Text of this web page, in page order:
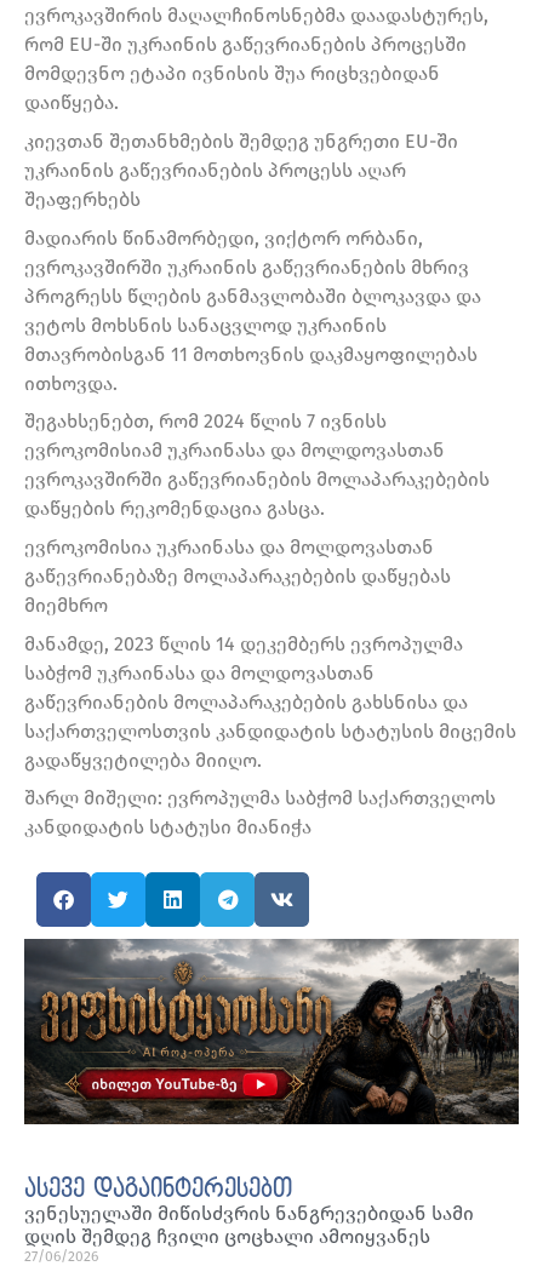
ევროკავშირის მაღალჩინოსნებმა დაადასტურეს,
რომ EU-ში უკრაინის გაწევრიანების პროცესში
მომდევნო ეტაპი ივნისის შუა რიცხვებიდან
დაიწყება.
კიევთან შეთანხმების შემდეგ უნგრეთი EU-ში
უკრაინის გაწევრიანების პროცესს აღარ
შეაფერხებს
მადიარის წინამორბედი, ვიქტორ ორბანი,
ევროკავშირში უკრაინის გაწევრიანების მხრივ
პროგრესს წლების განმავლობაში ბლოკავდა და
ვეტოს მოხსნის სანაცვლოდ უკრაინის
მთავრობისგან 11 მოთხოვნის დაკმაყოფილებას
ითხოვდა.
შეგახსენებთ, რომ 2024 წლის 7 ივნისს
ევროკომისიამ უკრაინასა და მოლდოვასთან
ევროკავშირში გაწევრიანების მოლაპარაკებების
დაწყების რეკომენდაცია გასცა.
ევროკომისია უკრაინასა და მოლდოვასთან
გაწევრიანებაზე მოლაპარაკებების დაწყებას
მიემხრო
მანამდე, 2023 წლის 14 დეკემბერს ევროპულმა
საბჭომ უკრაინასა და მოლდოვასთან
გაწევრიანების მოლაპარაკებების გახსნისა და
საქართველოსთვის კანდიდატის სტატუსის მიცემის
გადაწყვეტილება მიიღო.
შარლ მიშელი: ევროპულმა საბჭომ საქართველოს
კანდიდატის სტატუსი მიანიჭა
ასევე დაგაინტერესებთ
ვენესუელაში მიწისძვრის ნანგრევებიდან სამი
დღის შემდეგ ჩვილი ცოცხალი ამოიყვანეს
27/06/2026